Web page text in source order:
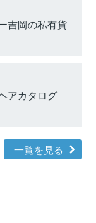
吉岡の私有貨
アカタログ
一覧を見る